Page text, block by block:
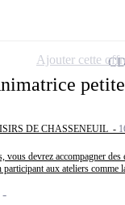
petite
DE CHASSENEUIL -
vous devrez accompagner des
aux ateliers comme
Ajouter cette